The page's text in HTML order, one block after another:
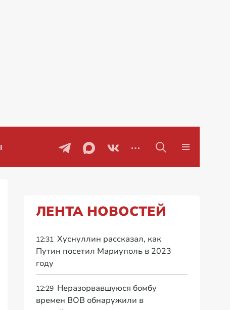
Проблемы с бензином в
ЛЕНТА НОВОСТЕЙ
12:31 Хуснуллин рассказал, как
Путин посетил Мариуполь в 2023
году
12:29 Неразорвавшуюся бомбу
времен ВОВ обнаружили в